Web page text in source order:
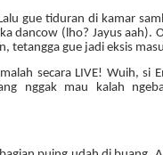
gue tiduran di kamar
dancow (lho? Jayus aah).
tetangga gue jadi eksis
secara LIVE! Wuih, si
nggak mau kalah